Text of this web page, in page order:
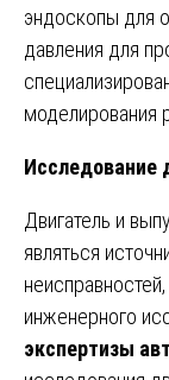
эндоскопы для
давления для
моделирования
Исследование
Двигатель и
являться
инженерного
экспертизы